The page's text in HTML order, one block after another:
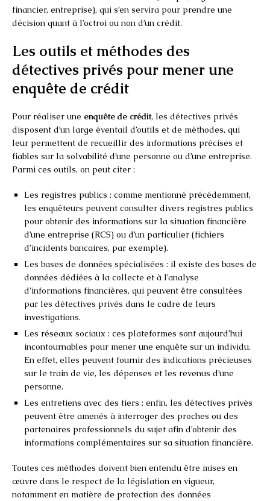
financier, entreprise), qui s’en servira pour prendre une
décision quant à l’octroi ou non d’un crédit.
Les outils et méthodes des
détectives privés pour mener une
enquête de crédit
Pour réaliser une enquête de crédit, les détectives privés
disposent d’un large éventail d’outils et de méthodes, qui
leur permettent de recueillir des informations précises et
fiables sur la solvabilité d’une personne ou d’une entreprise.
Parmi ces outils, on peut citer :
Les registres publics : comme mentionné précédemment,
les enquêteurs peuvent consulter divers registres publics
pour obtenir des informations sur la situation financière
d’une entreprise (RCS) ou d’un particulier (fichiers
d’incidents bancaires, par exemple).
Les bases de données spécialisées : il existe des bases de
données dédiées à la collecte et à l’analyse
d’informations financières, qui peuvent être consultées
par les détectives privés dans le cadre de leurs
investigations.
Les réseaux sociaux : ces plateformes sont aujourd’hui
incontournables pour mener une enquête sur un individu.
En effet, elles peuvent fournir des indications précieuses
sur le train de vie, les dépenses et les revenus d’une
personne.
Les entretiens avec des tiers : enfin, les détectives privés
peuvent être amenés à interroger des proches ou des
partenaires professionnels du sujet afin d’obtenir des
informations complémentaires sur sa situation financière.
Toutes ces méthodes doivent bien entendu être mises en
œuvre dans le respect de la législation en vigueur,
notamment en matière de protection des données